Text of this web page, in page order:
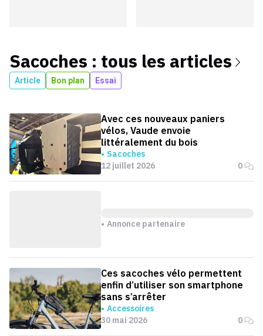
Sacoches : tous les articles
Article Bon plan Essai
Avec ces nouveaux paniers
vélos, Vaude envoie
littéralement du bois
Sacoches
12 juillet 2026
0
Annonce partenaire
Ces sacoches vélo permettent
enfin d’utiliser son smartphone
sans s’arrêter
Accessoires
30 mai 2026
0